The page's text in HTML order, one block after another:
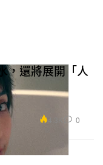
，還將展開「人
0